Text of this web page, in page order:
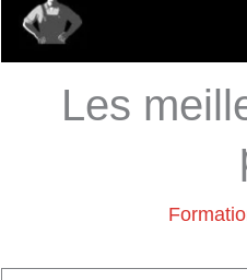
Les